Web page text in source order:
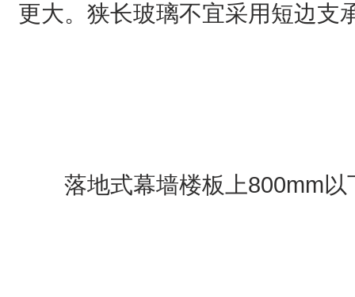
更大。狭长玻璃不宜采用短边支
落地式幕墙楼板上800mm